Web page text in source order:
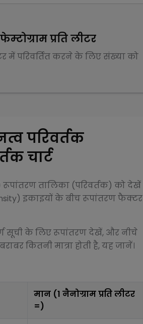
फेम्टोग्राम प्रति लीटर
में परिवर्तित करने के लिए संख्या को
परिवर्तक
चार्ट
रूपांतरण तालिका (परिवर्तक) को देखें
इकाइयों के बीच रूपांतरण फैक्टर
सूची के लिए रूपांतरण देखें, और नीचे
कितनी मात्रा होती है, यह जानें।
मान (1 नैनोग्राम प्रति लीटर
=)